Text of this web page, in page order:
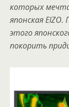
которых
японская
этого
покорить